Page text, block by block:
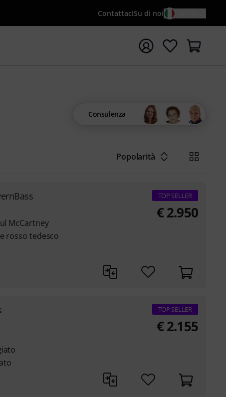
ContattaciSu di noi
la ricerca con il termine di ricerca {searchTerm}
Consulenza
Popolarità
McCartney
rosso tedesco
TOP SELLER
€ 2.950
TOP SELLER
€ 2.155